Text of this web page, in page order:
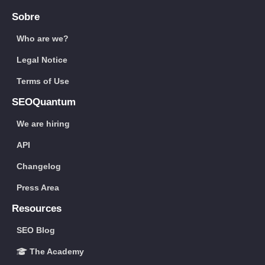
Sobre
Who are we?
Legal Notice
Terms of Use
SEOQuantum
We are hiring
API
Changelog
Press Area
Resources
SEO Blog
The Academy